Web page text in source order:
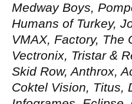
Medway Boys,
Humans of Turkey,
VMAX, Factory, The
Vectronix, Tristar &
Skid Row, Anthrox,
Coktel Vision, Titus,